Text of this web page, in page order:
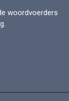
woordvoerders